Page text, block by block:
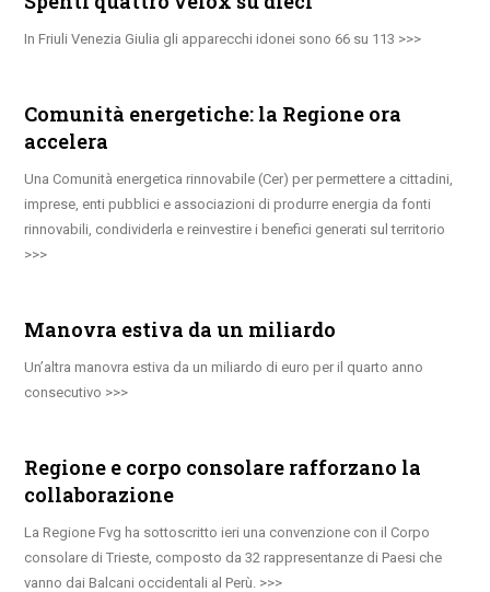
In Friuli Venezia Giulia gli apparecchi idonei sono 66 su 113
Comunità energetiche: la Regione ora
accelera
Una Comunità energetica rinnovabile (Cer) per permettere a cittadini,
imprese, enti pubblici e associazioni di produrre energia da fonti
rinnovabili, condividerla e reinvestire i benefici generati sul territorio
Manovra estiva da un miliardo
Un’altra manovra estiva da un miliardo di euro per il quarto anno
consecutivo
Regione e corpo consolare rafforzano la
collaborazione
La Regione Fvg ha sottoscritto ieri una convenzione con il Corpo
consolare di Trieste, composto da 32 rappresentanze di Paesi che
vanno dai Balcani occidentali al Perù.